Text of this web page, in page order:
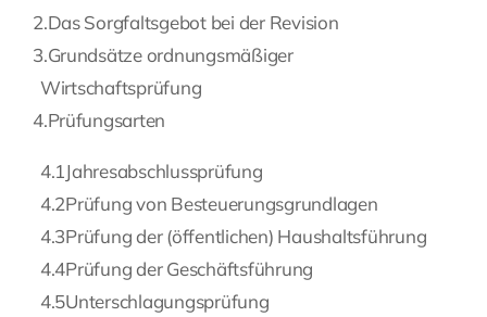
Fragen Sie Ihre Kanzlei
Kontakt
2.Das Sorgfaltsgebot bei der Revision
3.Grundsätze ordnungsmäßiger
Wirtschaftsprüfung
4.Prüfungsarten
4.1Jahresabschlussprüfung
4.2Prüfung von Besteuerungsgrundlagen
4.3Prüfung der (öffentlichen) Haushaltsführung
4.4Prüfung der Geschäftsführung
4.5Unterschlagungsprüfung